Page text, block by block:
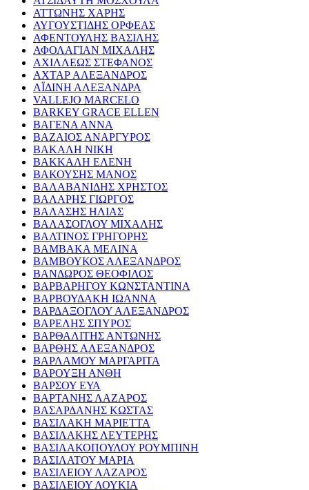
ΑΤΤΩΝΗΣ ΧΑΡΗΣ
ΑΥΓΟΥΣΤΙΔΗΣ ΟΡΦΕΑΣ
ΑΦΕΝΤΟΥΛΗΣ ΒΑΣΙΛΗΣ
ΑΦΟΛΑΓΙΑΝ ΜΙΧΑΛΗΣ
ΑΧΙΛΛΕΩΣ ΣΤΕΦΑΝΟΣ
ΑΧΤΑΡ ΑΛΕΞΑΝΔΡΟΣ
ΑΪΔΙΝΗ ΑΛΕΞΑΝΔΡΑ
VALLEJO MARCELO
BARKEY GRACE ELLEN
ΒΑΓΕΝΑ ΑΝΝΑ
ΒΑΖΑΙΟΣ ΑΝΑΡΓΥΡΟΣ
ΒΑΚΑΛΗ ΝΙΚΗ
ΒΑΚΚΑΛΗ ΕΛΕΝΗ
ΒΑΚΟΥΣΗΣ ΜΑΝΟΣ
ΒΑΛΑΒΑΝΙΔΗΣ ΧΡΗΣΤΟΣ
ΒΑΛΑΡΗΣ ΓΙΩΡΓΟΣ
ΒΑΛΑΣΗΣ ΗΛΙΑΣ
ΒΑΛΑΣΟΓΛΟΥ ΜΙΧΑΛΗΣ
ΒΑΛΤΙΝΟΣ ΓΡΗΓΟΡΗΣ
ΒΑΜΒΑΚΑ ΜΕΛΙΝΑ
ΒΑΜΒΟΥΚΟΣ ΑΛΕΞΑΝΔΡΟΣ
ΒΑΝΔΩΡΟΣ ΘΕΟΦΙΛΟΣ
ΒΑΡΒΑΡΗΓΟΥ ΚΩΝΣΤΑΝΤΙΝΑ
ΒΑΡΒΟΥΔΑΚΗ ΙΩΑΝΝΑ
ΒΑΡΔΑΞΟΓΛΟΥ ΑΛΕΞΑΝΔΡΟΣ
ΒΑΡΕΛΗΣ ΣΠΥΡΟΣ
ΒΑΡΘΑΛΙΤΗΣ ΑΝΤΩΝΗΣ
ΒΑΡΘΗΣ ΑΛΕΞΑΝΔΡΟΣ
ΒΑΡΛΑΜΟΥ ΜΑΡΓΑΡΙΤΑ
ΒΑΡΟΥΞΗ ΑΝΘΗ
ΒΑΡΣΟΥ ΕΥΑ
ΒΑΡΤΑΝΗΣ ΛΑΖΑΡΟΣ
ΒΑΣΑΡΔΑΝΗΣ ΚΩΣΤΑΣ
ΒΑΣΙΛΑΚΗ ΜΑΡΙΕΤΤΑ
ΒΑΣΙΛΑΚΗΣ ΛΕΥΤΕΡΗΣ
ΒΑΣΙΛΑΚΟΠΟΥΛΟΥ ΡΟΥΜΠΙΝΗ
ΒΑΣΙΛΑΤΟΥ ΜΑΡΙΑ
ΒΑΣΙΛΕΙΟΥ ΛΑΖΑΡΟΣ
ΒΑΣΙΛΕΙΟΥ ΛΟΥΚΙΑ